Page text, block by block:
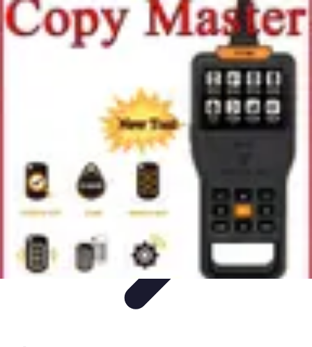
Trouver un Serrurier
Conseils pratiques
Choisir un serrurierRecherche de
serrurier Conseils et Astuces Sécurité